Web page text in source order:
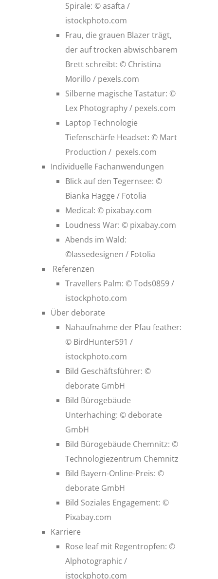
Spirale: © asafta /
istockphoto.com
Frau, die grauen Blazer trägt,
der auf trocken abwischbarem
Brett schreibt: © Christina
Morillo / pexels.com
Silberne magische Tastatur: ©
Lex Photography / pexels.com
Laptop Technologie
Tiefenschärfe Headset: © Mart
Production / pexels.com
Individuelle Fachanwendungen
Blick auf den Tegernsee: ©
Bianka Hagge / Fotolia
Medical: © pixabay.com
Loudness War: © pixabay.com
Abends im Wald:
©lassedesignen / Fotolia
Referenzen
Travellers Palm: © Tods0859 /
istockphoto.com
Über deborate
Nahaufnahme der Pfau feather:
© BirdHunter591 /
istockphoto.com
Bild Geschäftsführer: ©
deborate GmbH
Bild Bürogebäude
Unterhaching: © deborate
GmbH
Bild Bürogebäude Chemnitz: ©
Technologiezentrum Chemnitz
Bild Bayern-Online-Preis: ©
deborate GmbH
Bild Soziales Engagement: ©
Pixabay.com
Karriere
Rose leaf mit Regentropfen: ©
Alphotographic /
istockphoto.com